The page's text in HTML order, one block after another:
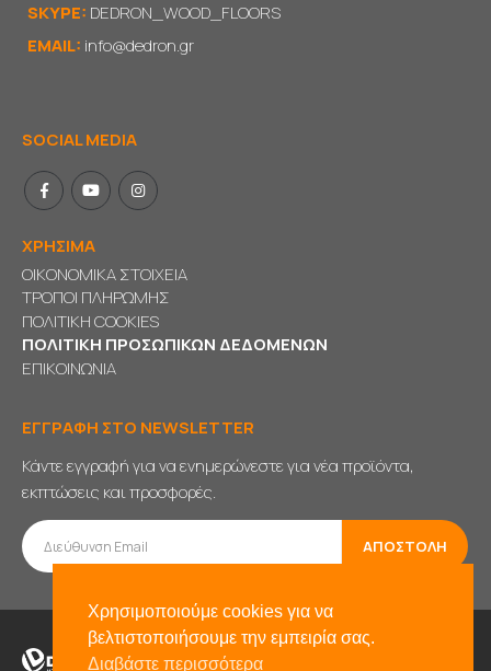
SKYPE: DEDRON_WOOD_FLOORS
EMAIL: info@dedron.gr
SOCIAL MEDIA
ΧΡΗΣΙΜΑ
ΟΙΚΟΝΟΜΙΚΑ ΣΤΟΙΧΕΙΑ
ΤΡΟΠΟΙ ΠΛΗΡΩΜΗΣ
ΠΟΛΙΤΙΚΗ COOKIES
ΠΟΛΙΤΙΚΗ ΠΡΟΣΩΠΙΚΩΝ ΔΕΔΟΜΕΝΩΝ
ΕΠΙΚΟΙΝΩΝΙΑ
ΕΓΓΡΑΦΗ ΣΤΟ NEWSLETTER
Κάντε εγγραφή για να ενημερώνεστε για νέα προϊόντα,
εκπτώσεις και προσφορές.
Χρησιμοποιούμε cookies για να
βελτιστοποιήσουμε την εμπειρία σας.
Διαβάστε περισσότερα